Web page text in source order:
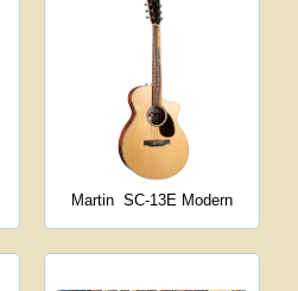
Martin SC-13E Modern